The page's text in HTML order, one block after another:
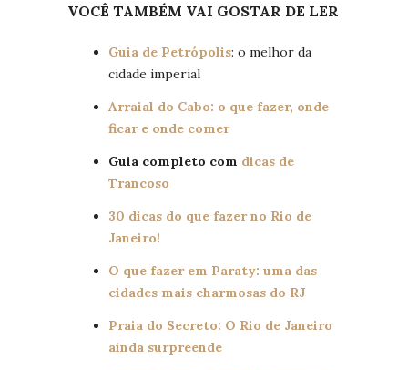
VOCÊ TAMBÉM VAI GOSTAR DE LER
Guia de Petrópolis: o melhor da
cidade imperial
Arraial do Cabo: o que fazer, onde
ficar e onde comer
Guia completo com dicas de
Trancoso
30 dicas do que fazer no Rio de
Janeiro!
O que fazer em Paraty: uma das
cidades mais charmosas do RJ
Praia do Secreto: O Rio de Janeiro
ainda surpreende